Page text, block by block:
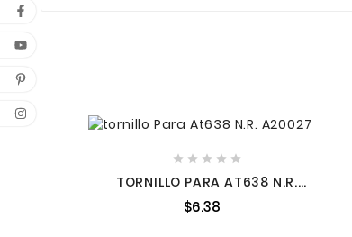
    
TORNILLO PARA AT638 N.R.
A20027
$6.38